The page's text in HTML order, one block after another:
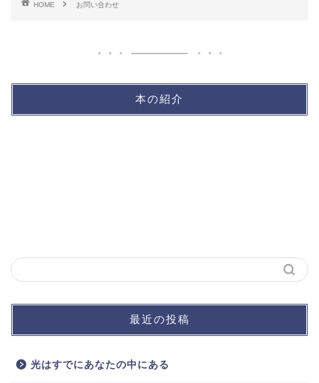
HOME お問い合わせ
本の紹介
最近の投稿
光はすでにあなたの中にある